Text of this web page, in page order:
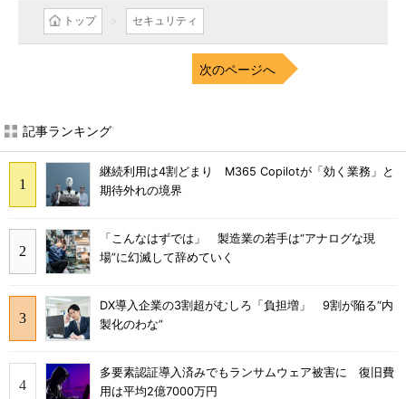
トップ セキュリティ
次のページへ
記事ランキング
継続利用は4割どまり M365 Copilotが「効く業務」と
期待外れの境界
「こんなはずでは」 製造業の若手は“アナログな現
場”に幻滅して辞めていく
DX導入企業の3割超がむしろ「負担増」 9割が陥る“内
製化のわな”
多要素認証導入済みでもランサムウェア被害に 復旧費
用は平均2億7000万円